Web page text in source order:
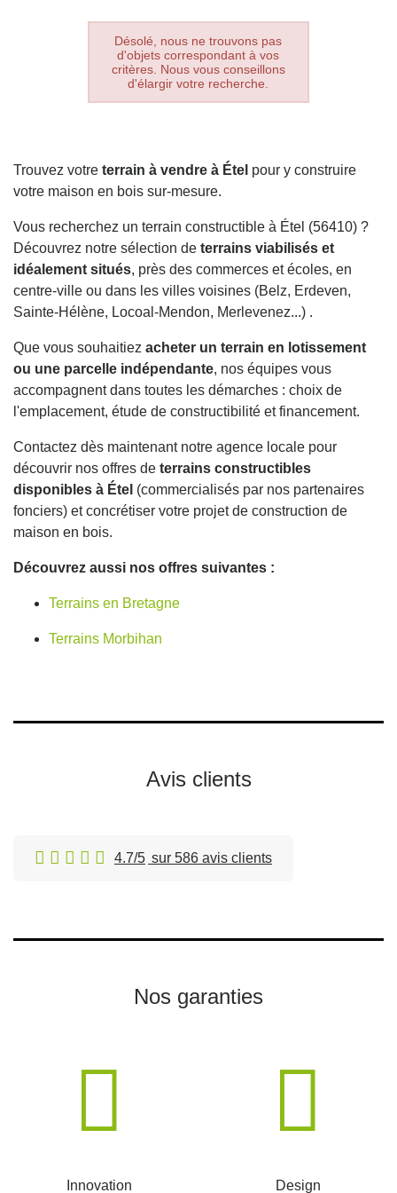
Désolé, nous ne trouvons pas
d'objets correspondant à vos
critères. Nous vous conseillons
d'élargir votre recherche.
Trouvez votre terrain à vendre à Étel pour y construire
votre maison en bois sur-mesure.
Vous recherchez un terrain constructible à Étel (56410) ?
Découvrez notre sélection de terrains viabilisés et
idéalement situés, près des commerces et écoles, en
centre-ville ou dans les villes voisines (Belz, Erdeven,
Sainte-Hélène, Locoal-Mendon, Merlevenez...) .
Que vous souhaitiez acheter un terrain en lotissement
ou une parcelle indépendante, nos équipes vous
accompagnent dans toutes les démarches : choix de
l'emplacement, étude de constructibilité et financement.
Contactez dès maintenant notre agence locale pour
découvrir nos offres de terrains constructibles
disponibles à Étel (commercialisés par nos partenaires
fonciers) et concrétiser votre projet de construction de
maison en bois.
Découvrez aussi nos offres suivantes :
Terrains en Bretagne
Terrains Morbihan
Avis clients
4.7/5 sur 586 avis clients
Nos garanties
Innovation Design